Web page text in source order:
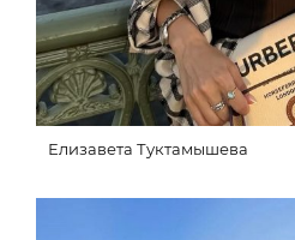
Елизавета Туктамышева